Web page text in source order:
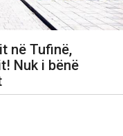
në Tufinë,
Nuk i bënë